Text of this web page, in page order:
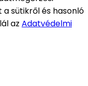
a sütikről és hasonló
az Adatvédelmi